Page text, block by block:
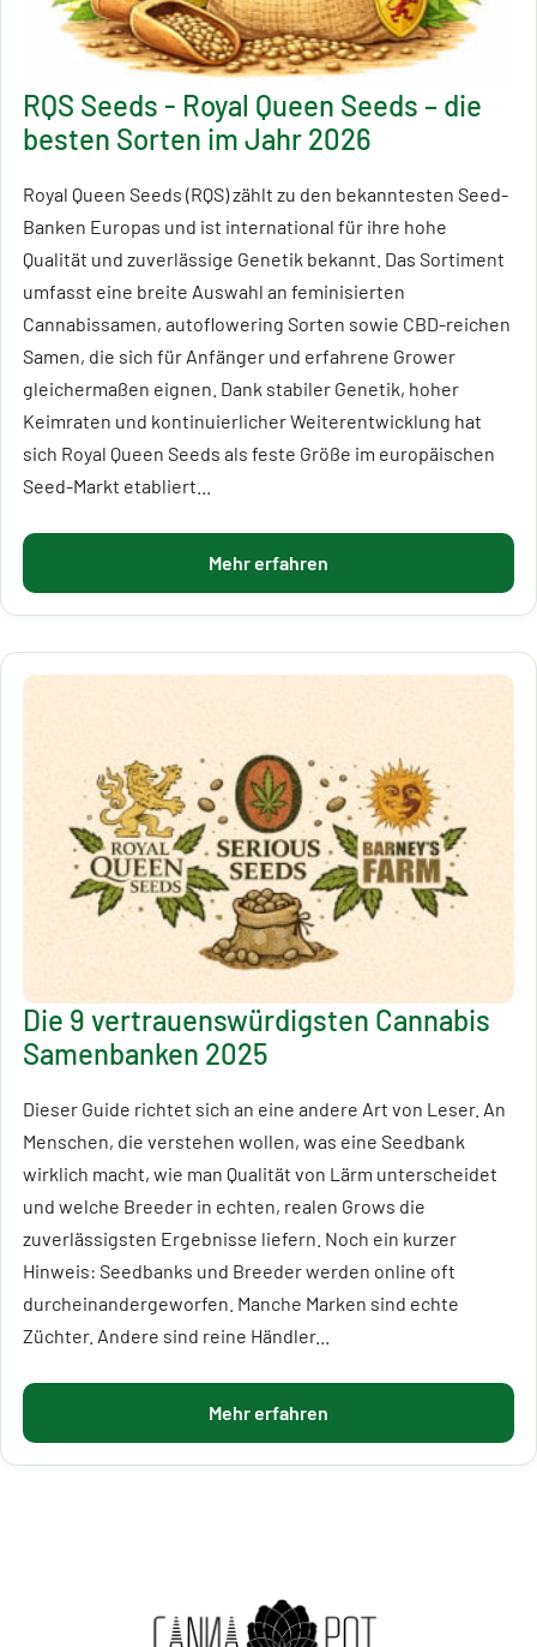
RQS Seeds - Royal Queen Seeds – die
besten Sorten im Jahr 2026
Royal Queen Seeds (RQS) zählt zu den bekanntesten Seed-
Banken Europas und ist international für ihre hohe
Qualität und zuverlässige Genetik bekannt. Das Sortiment
umfasst eine breite Auswahl an feminisierten
Cannabissamen, autoflowering Sorten sowie CBD-reichen
Samen, die sich für Anfänger und erfahrene Grower
gleichermaßen eignen. Dank stabiler Genetik, hoher
Keimraten und kontinuierlicher Weiterentwicklung hat
sich Royal Queen Seeds als feste Größe im europäischen
Seed-Markt etabliert...
Mehr erfahren
Die 9 vertrauenswürdigsten Cannabis
Samenbanken 2025
Dieser Guide richtet sich an eine andere Art von Leser. An
Menschen, die verstehen wollen, was eine Seedbank
wirklich macht, wie man Qualität von Lärm unterscheidet
und welche Breeder in echten, realen Grows die
zuverlässigsten Ergebnisse liefern. Noch ein kurzer
Hinweis: Seedbanks und Breeder werden online oft
durcheinandergeworfen. Manche Marken sind echte
Züchter. Andere sind reine Händler...
Mehr erfahren